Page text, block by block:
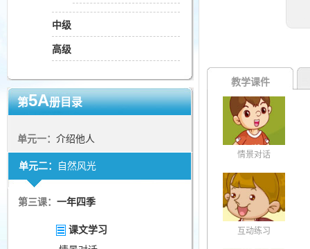
中级
高级
第5A册目录
单元一： 介绍他人
单元二： 自然风光
第三课： 一年四季
课文学习
教学课件
情景对话
互动练习